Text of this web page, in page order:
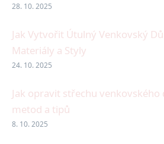
28. 10. 2025
Jak Vytvořit Útulný Venkovský
Materiály a Styly
24. 10. 2025
Jak opravit střechu
metod a tipů
8. 10. 2025